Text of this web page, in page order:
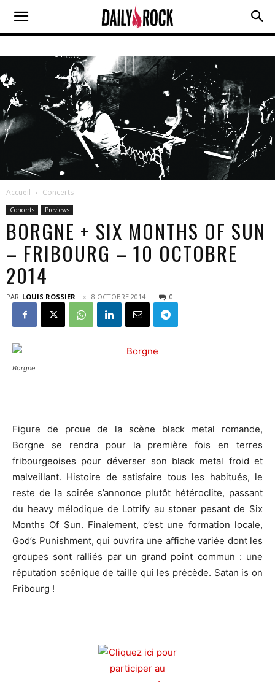
Accueil Concerts
Concerts Previews
BORGNE + SIX MONTHS OF SUN
– FRIBOURG – 10 OCTOBRE
2014
PAR LOUIS ROSSIER 8 OCTOBRE 2014 0
Borgne
Figure de proue de la scène black metal romande,
Borgne se rendra pour la première fois en terres
fribourgeoises pour déverser son black metal froid et
malveillant. Histoire de satisfaire tous les habitués, le
reste de la soirée s’annonce plutôt hétéroclite, passant
du heavy mélodique de Lotrify au stoner pesant de Six
Months Of Sun. Finalement, c’est une formation locale,
God’s Punishment, qui ouvrira une affiche variée dont les
groupes sont ralliés par un grand point commun : une
réputation scénique de taille qui les précède. Satan is on
Fribourg !